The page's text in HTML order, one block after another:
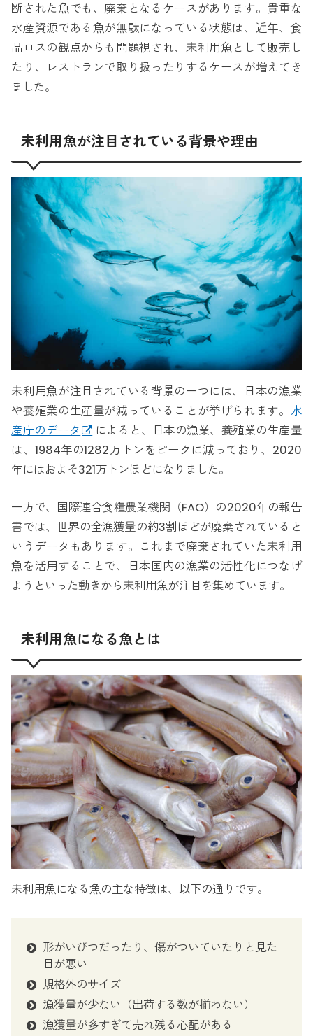
断された魚でも、廃棄となるケースがあります。貴重な
水産資源である魚が無駄になっている状態は、近年、食
品ロスの観点からも問題視され、未利用魚として販売し
たり、レストランで取り扱ったりするケースが増えてき
ました。
未利用魚が注目されている背景や理由
未利用魚が注目されている背景の一つには、日本の漁業
や養殖業の生産量が減っていることが挙げられます。 水
産庁のデータ
によると、日本の漁業、養殖業の生産量
は、1984年の1282万トンをピークに減っており、2020
年にはおよそ321万トンほどになりました。
一方で、国際連合食糧農業機関（FAO）の2020年の報告
書では、世界の全漁獲量の約3割ほどが廃棄されていると
いうデータもあります。これまで廃棄されていた未利用
魚を活用することで、日本国内の漁業の活性化につなげ
ようといった動きから未利用魚が注目を集めています。
未利用魚になる魚とは
未利用魚になる魚の主な特徴は、以下の通りです。
形がいびつだったり、傷がついていたりと見た
目が悪い
規格外のサイズ
漁獲量が少ない（出荷する数が揃わない）
漁獲量が多すぎて売れ残る心配がある